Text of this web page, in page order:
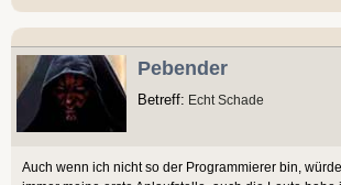
Pebender
Betreff: Echt Schade
Auch wenn ich nicht so der Programmierer bin,